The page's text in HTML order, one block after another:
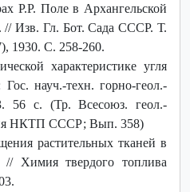
Р.Р. Поле в Архангельской
// Изв. Гл. Бот. Сада СССР. Т.
1930. С. 258-260.
характеристике угля
науч.-техн. горно-геол.-
56 с. (Тр. Всесоюз. геол.-
НКТП СССР; Вып. 358)
растительных тканей в
// Химия твердого топлива